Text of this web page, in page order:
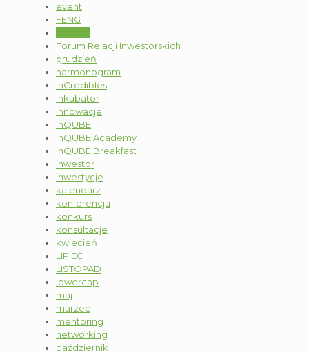
event
FENG
Forum Relacji Inwestorskich
grudzień
harmonogram
InCredibles
inkubator
innowacje
inQUBE
inQUBE Academy
inQUBE Breakfast
inwestor
inwestycje
kalendarz
konferencja
konkurs
konsultacje
kwiecień
LIPIEC
LISTOPAD
lowercap
maj
marzec
mentoring
networking
październik